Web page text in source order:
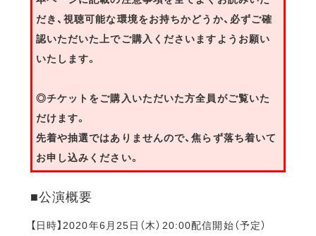
だき、視聴可能な環境をお持ちかどうか、必ずご確
認いただいた上でご購入くださいますようお願い
いたします。
◎チケットをご購入いただいた方全員がご覧いた
だけます。
先着や抽選ではありませんので、焦らず落ち着いて
お申し込みください。
■公演概要
【日時】2020年6月25日（木）20:00配信開始（予定）